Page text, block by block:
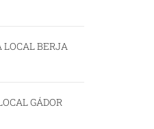
LOCAL BERJA
GÁDOR